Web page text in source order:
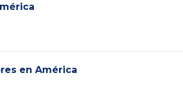
en América